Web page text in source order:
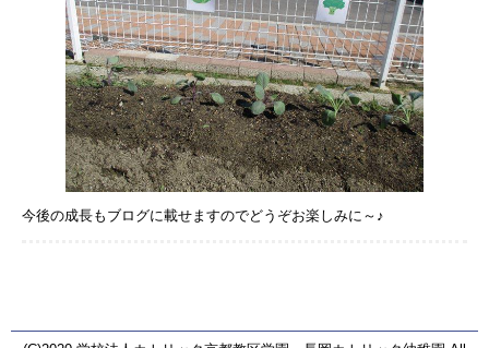
今後の成長もブログに載せますのでどうぞお楽しみに～♪